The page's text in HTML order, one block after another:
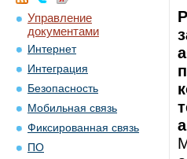
Управление
документами
Интернет
Интеграция
Безопасность
Мобильная связь
Фиксированная связь
ПО